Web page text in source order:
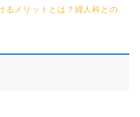
るメリットとは？婦人科との